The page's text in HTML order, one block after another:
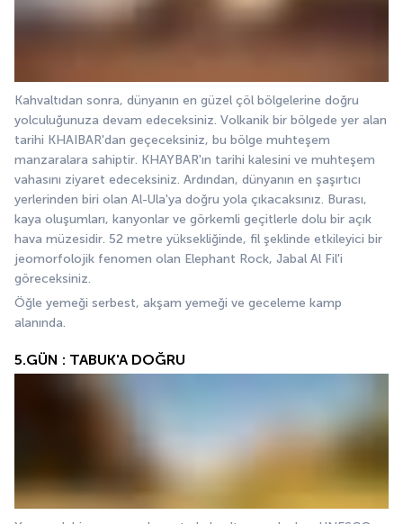
Kahvaltıdan sonra, dünyanın en güzel çöl bölgelerine doğru
yolculuğunuza devam edeceksiniz. Volkanik bir bölgede yer alan
tarihi KHAIBAR'dan geçeceksiniz, bu bölge muhteşem
manzaralara sahiptir. KHAYBAR'ın tarihi kalesini ve muhteşem
vahasını ziyaret edeceksiniz. Ardından, dünyanın en şaşırtıcı
yerlerinden biri olan Al-Ula'ya doğru yola çıkacaksınız. Burası,
kaya oluşumları, kanyonlar ve görkemli geçitlerle dolu bir açık
hava müzesidir. 52 metre yüksekliğinde, fil şeklinde etkileyici bir
jeomorfolojik fenomen olan Elephant Rock, Jabal Al Fil'i
göreceksiniz.
Öğle yemeği serbest, akşam yemeği ve geceleme kamp
alanında.
5.GÜN : TABUK'A DOĞRU